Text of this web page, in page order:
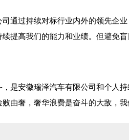
通过持续对标行业内外的领先企
提高我们的能力和业绩。但避免盲
是安徽瑞泽汽车有限公司和个人
由奢，奢华浪费是奋斗的大敌，